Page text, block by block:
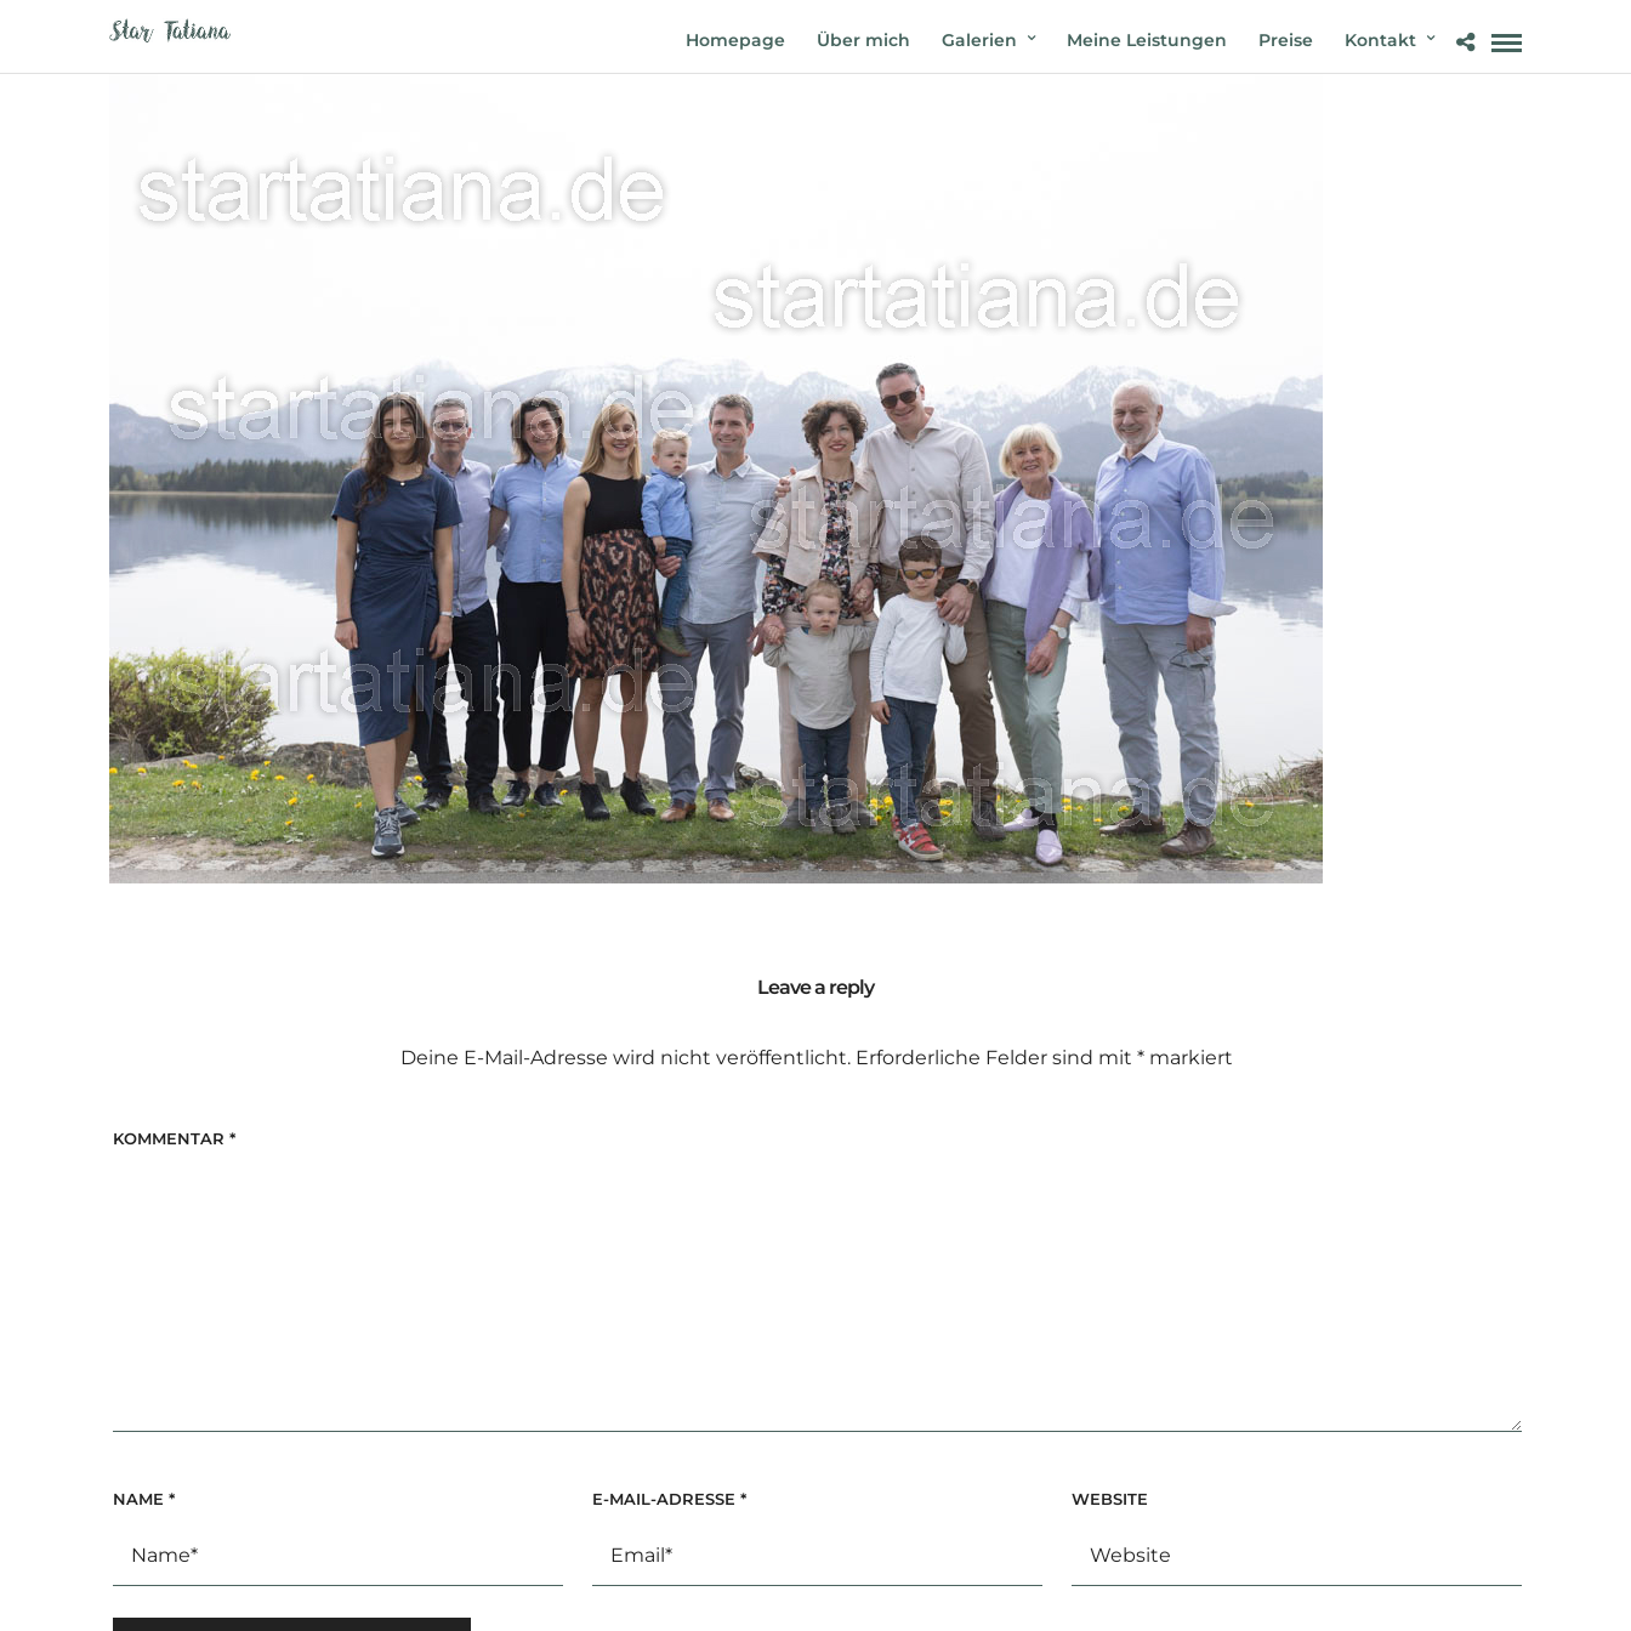
Homepage Über mich Galerien Meine Leistungen Preise Kontakt
Leave a reply
Deine E-Mail-Adresse wird nicht veröffentlicht. Erforderliche Felder sind mit* markiert
KOMMENTAR *
NAME * E-MAIL-ADRESSE * WEBSITE